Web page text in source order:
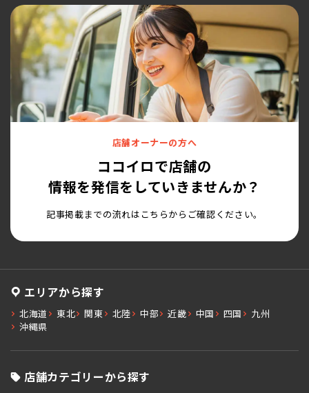
店舗オーナーの方へ
ココイロで店舗の
情報を発信をしていきませんか？
記事掲載までの流れはこちらからご確認ください。
エリアから探す
北海道 東北 関東 北陸 中部 近畿 中国 四国
九州
沖縄県
店舗カテゴリーから探す